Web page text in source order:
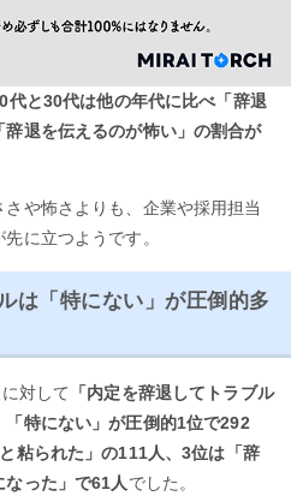
代と30代は他の年代に比べ「辞退
退を伝えるのが怖い」の割合が
や怖さよりも、企業や採用担当
に立つようです。
は「特にない」が圧倒的多
対して
「内定を辞退してトラブル
特にない」が圧倒的1位で292
粘られた」の111人、3位は「辞
った」で61人 でした。